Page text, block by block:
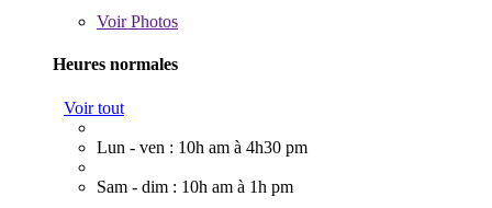
VoirPhotos
Heures normales
Voir tout
Lun - ven : 10h am à 4h30 pm
Sam - dim : 10h am à 1h pm